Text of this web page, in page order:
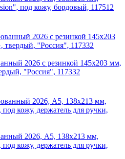
под кожу, бордовый, 117512
2026 с резинкой 145х203 мм,
"Россия", 117332
2026, А5, 138х213 мм,
кожу, держатель для ручки,